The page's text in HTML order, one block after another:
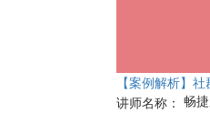
【案例解析】
讲师名称： 畅